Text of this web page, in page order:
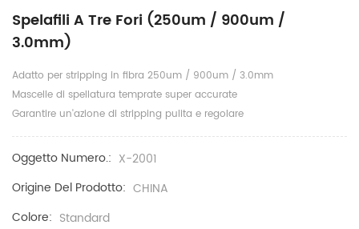
Spelafili A Tre Fori (250um / 900um /
3.0mm)
Adatto per stripping in fibra 250um / 900um / 3.0mm
Mascelle di spellatura temprate super accurate
Garantire un'azione di stripping pulita e regolare
Oggetto Numero.: X-2001
Origine Del Prodotto: CHINA
Colore: Standard